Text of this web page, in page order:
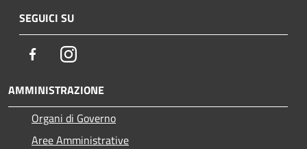
SEGUICI SU
FacebookInstagram
AMMINISTRAZIONE
Organi di Governo
Aree Amministrative